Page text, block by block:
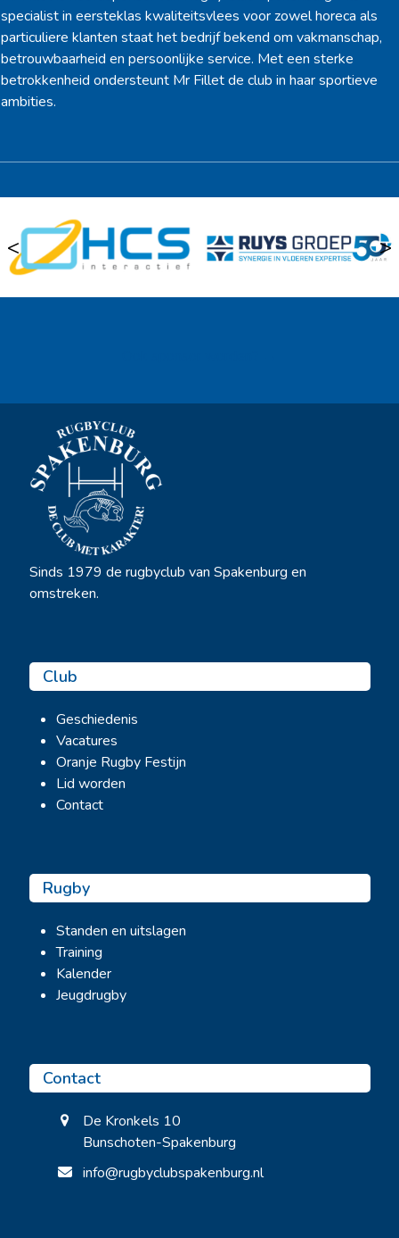
specialist in eersteklas kwaliteitsvlees voor zowel horeca als
particuliere klanten staat het bedrijf bekend om vakmanschap,
betrouwbaarheid en persoonlijke service. Met een sterke
betrokkenheid ondersteunt Mr Fillet de club in haar sportieve
ambities.
< >
Sinds 1979 de rugbyclub van Spakenburg en
omstreken.
Club
Geschiedenis
Vacatures
Oranje Rugby Festijn
Lid worden
Contact
Rugby
Standen en uitslagen
Training
Kalender
Jeugdrugby
Contact
De Kronkels 10
Bunschoten-Spakenburg
info@rugbyclubspakenburg.nl